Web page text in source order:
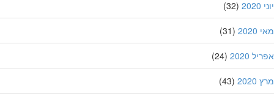
(32)
(31)
2020
(24)
(43)